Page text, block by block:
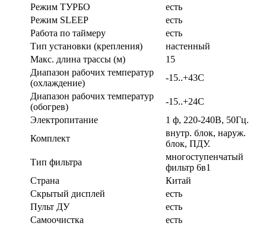
Режим ТУРБО
есть
Режим SLEEP
есть
Работа по таймеру
есть
Тип установки (крепления)
настенный
Макс. длина трассы (м)
15
Диапазон рабочих температур
(охлаждение)
-15..+43С
Диапазон рабочих температур
(обогрев)
-15..+24С
Электропитание
1 ф, 220-240В, 50Гц.
Комплект
внутр. блок, наруж.
блок, ПДУ.
Тип фильтра
многоступенчатый
фильтр 6в1
Страна
Китай
Скрытый дисплей
есть
Пульт ДУ
есть
Самоочистка
есть